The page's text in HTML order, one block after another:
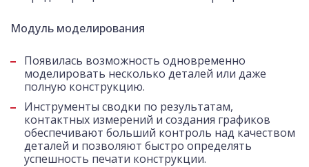
Модуль моделирования
Появилась возможность одновременно
моделировать несколько деталей или даже
полную конструкцию.
Инструменты сводки по результатам,
контактных измерений и создания графиков
обеспечивают больший контроль над качеством
деталей и позволяют быстро определять
успешность печати конструкции.